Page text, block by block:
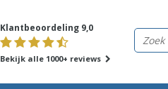
Klantbeoordeling 9,0
Bekijk alle 1000+ reviews